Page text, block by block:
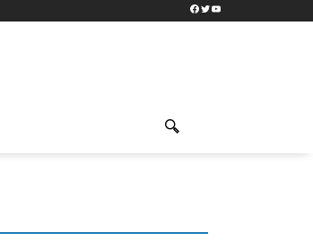
Facebook
TwitterYouTube